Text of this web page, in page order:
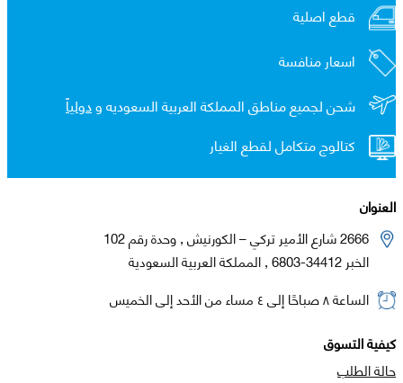
قطع اصلية
اسعار منافسة
شحن لجميع مناطق المملكة العربية السعوديه ودولياً
كتالوج متكامل لقطع الغيار
العنوان
2666 شارع الأمير تركي – الكورنيش , وحدة رقم 102
الخبر 34412-6803 , المملكة العربية السعودية
الساعة ٨ صباحًا إلى ٤ مساء من الأحد إلى الخميس
كيفية التسوق
حالة الطلب